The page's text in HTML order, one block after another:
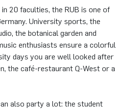
20 faculties, the RUB is one of
University sports, the
the botanical garden and
enthusiasts ensure a colorful
days you are well looked after
the café-restaurant Q-West or a
also party a lot: the student